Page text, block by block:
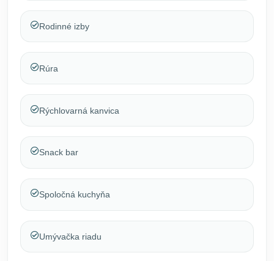
Rodinné izby
Rúra
Rýchlovarná kanvica
Snack bar
Spoločná kuchyňa
Umývačka riadu